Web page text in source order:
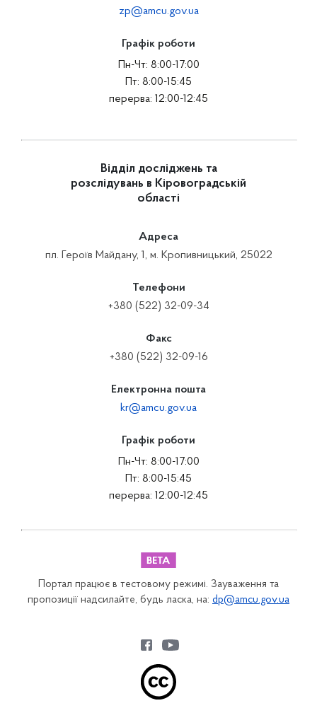
zp@amcu.gov.ua
Графік роботи
Пн-Чт: 8:00-17:00
Пт: 8:00-15:45
перерва: 12:00-12:45
Відділ досліджень та
розслідувань в Кіровоградській
області
Адреса
пл. Героїв Майдану, 1, м. Кропивницький, 25022
Телефони
+380 (522) 32-09-34
Факс
+380 (522) 32-09-16
Електронна пошта
kr@amcu.gov.ua
Графік роботи
Пн-Чт: 8:00-17:00
Пт: 8:00-15:45
перерва: 12:00-12:45
Портал працює в тестовому режимі. Зауваження та
пропозиції надсилайте, будь ласка, на: dp@amcu.gov.ua